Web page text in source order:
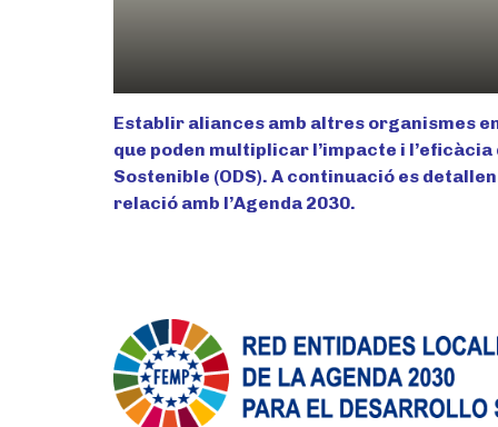
Establir aliances amb altres organismes
que poden multiplicar l’impacte i
Sostenible (ODS). A continuació es
relació amb l’Agenda 2030.